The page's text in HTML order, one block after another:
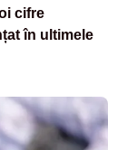
cifre
în ultimele